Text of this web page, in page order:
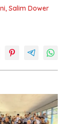
Salim Dower